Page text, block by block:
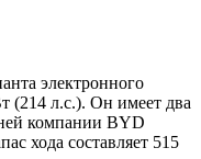
электронного
(214 л.с.). Он имеет два
компании BYD
хода составляет 515